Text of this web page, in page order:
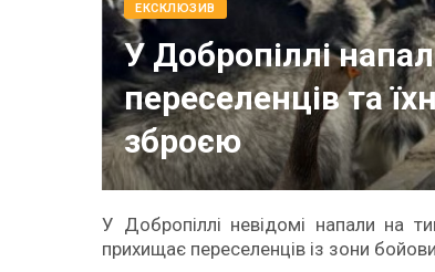
EКСКЛЮЗИВ
У Добропіллі
переселенців та
зброєю
У Добропіллі невідомі напали на
прихищає переселенців із зони